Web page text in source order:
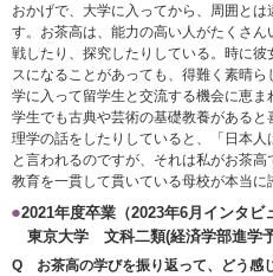
おかげで、大学に入ってから、周囲と
す。お茶高は、能力の高い人がたくさ
戦したり、探究したりしている。時に
スになることがあっても、得難く素晴
学に入って留学生と交流する機会に恵
学生でも古典や芸術の基礎教養がある
理学の話をしたりしていると、「日本人
と言われるのですが、それは私がお茶
教育を一貫して貫いている母校が本当に
2021年度卒業（2023年6月インタビ
東京大学 文科二類(経済学部進学
Q お茶高の学びを振り返って、どう感